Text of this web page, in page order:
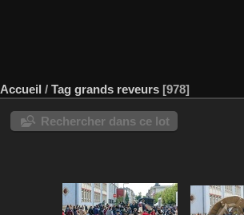
Accueil / Tag grands reveurs 978
Rechercher dans ce lot